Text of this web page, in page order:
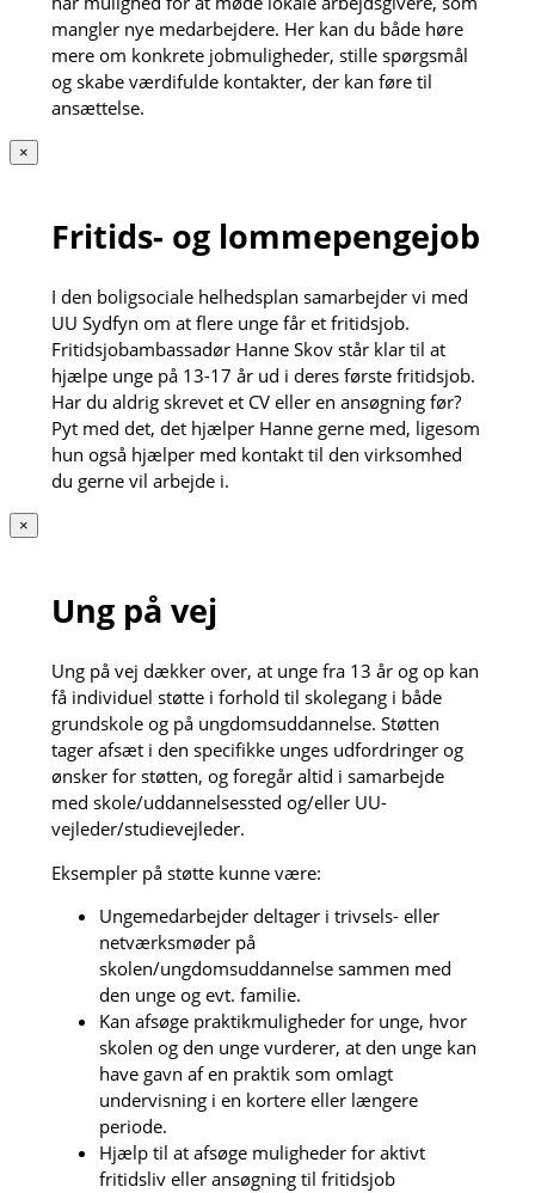
mangler nye medarbejdere. Her kan du både høre
mere om konkrete jobmuligheder, stille spørgsmål
og skabe værdifulde kontakter, der kan føre til
ansættelse.
×
Fritids- og lommepengejob
I den boligsociale helhedsplan samarbejder vi med
UU Sydfyn om at flere unge får et fritidsjob.
Fritidsjobambassadør Hanne Skov står klar til at
hjælpe unge på 13-17 år ud i deres første fritidsjob.
Har du aldrig skrevet et CV eller en ansøgning før?
Pyt med det, det hjælper Hanne gerne med, ligesom
hun også hjælper med kontakt til den virksomhed
du gerne vil arbejde i.
×
Ung på vej
Ung på vej dækker over, at unge fra 13 år og op kan
få individuel støtte i forhold til skolegang i både
grundskole og på ungdomsuddannelse. Støtten
tager afsæt i den specifikke unges udfordringer og
ønsker for støtten, og foregår altid i samarbejde
med skole/uddannelsessted og/eller UU-
vejleder/studievejleder.
Eksempler på støtte kunne være:
Ungemedarbejder deltager i trivsels- eller
netværksmøder på
skolen/ungdomsuddannelse sammen med
den unge og evt. familie.
Kan afsøge praktikmuligheder for unge, hvor
skolen og den unge vurderer, at den unge kan
have gavn af en praktik som omlagt
undervisning i en kortere eller længere
periode.
Hjælp til at afsøge muligheder for aktivt
fritidsliv eller ansøgning til fritidsjob